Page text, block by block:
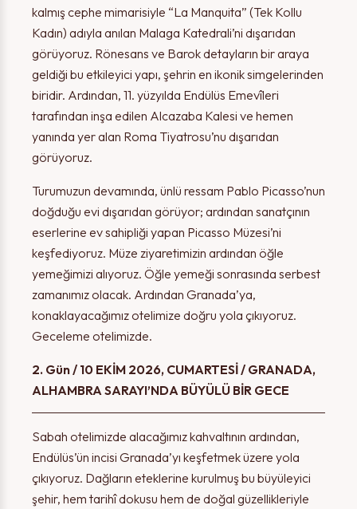
kalmış cephe mimarisiyle “La Manquita” (Tek Kollu
Kadın) adıyla anılan Malaga Katedrali’ni dışarıdan
görüyoruz. Rönesans ve Barok detayların bir araya
geldiği bu etkileyici yapı, şehrin en ikonik simgelerinden
biridir. Ardından, 11. yüzyılda Endülüs Emevîleri
tarafından inşa edilen Alcazaba Kalesi ve hemen
yanında yer alan Roma Tiyatrosu’nu dışarıdan
görüyoruz.
Turumuzun devamında, ünlü ressam Pablo Picasso’nun
doğduğu evi dışarıdan görüyor; ardından sanatçının
eserlerine ev sahipliği yapan Picasso Müzesi’ni
keşfediyoruz. Müze ziyaretimizin ardından öğle
yemeğimizi alıyoruz. Öğle yemeği sonrasında serbest
zamanımız olacak. Ardından Granada’ya,
konaklayacağımız otelimize doğru yola çıkıyoruz.
Geceleme otelimizde.
2. Gün / 10 EKİM 2026, CUMARTESİ / GRANADA,
ALHAMBRA SARAYI’NDA BÜYÜLÜ BİR GECE
Sabah otelimizde alacağımız kahvaltının ardından,
Endülüs’ün incisi Granada’yı keşfetmeküzere yola
çıkıyoruz. Dağların eteklerine kurulmuş bu büyüleyici
şehir, hem tarihî dokusu hem de doğal güzellikleriyle